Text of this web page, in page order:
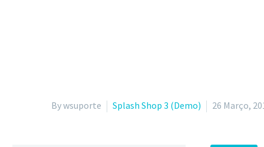
By wsuporte Splash Shop 3 (Demo) 26 Março,